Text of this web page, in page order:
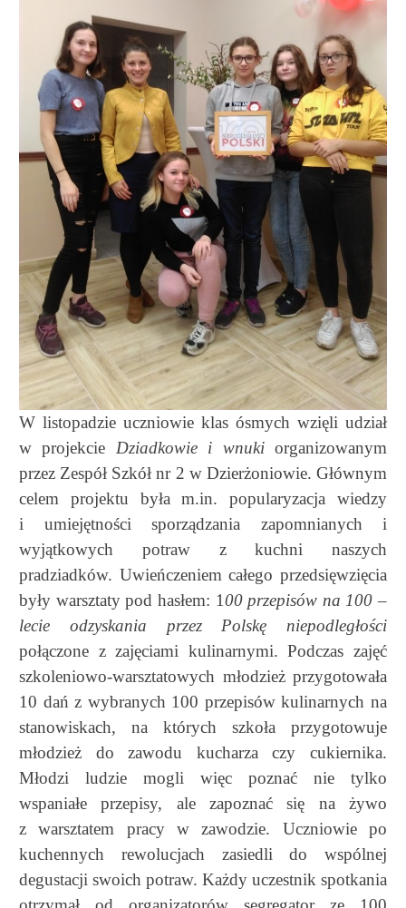
W listopadzie uczniowie klas ósmych wzięli udział
w projekcie Dziadkowie i wnukiorganizowanym
przez Zespół Szkół nr 2 w Dzierżoniowie. Głównym
celem projektu była m.in. popularyzacja wiedzy
i umiejętności sporządzania zapomnianych i
wyjątkowych potraw z kuchni naszych
pradziadków. Uwieńczeniem całego przedsięwzięcia
były warsztaty pod hasłem: 100 przepisów na 100 –
lecie odzyskania przez Polskę niepodległości
połączone z zajęciami kulinarnymi. Podczas zajęć
szkoleniowo-warsztatowych młodzież przygotowała
10 dań z wybranych 100 przepisów kulinarnych na
stanowiskach, na których szkoła przygotowuje
młodzież do zawodu kucharza czy cukiernika.
Młodzi ludzie mogli więc poznać nie tylko
wspaniałe przepisy, ale zapoznać się na żywo
z warsztatem pracy w zawodzie. Uczniowie po
kuchennych rewolucjach zasiedli do wspólnej
degustacji swoich potraw. Każdy uczestnik spotkania